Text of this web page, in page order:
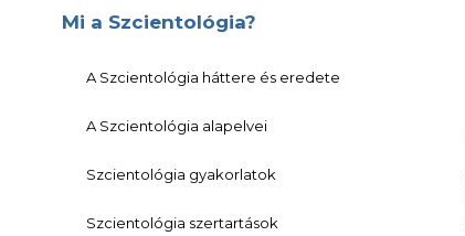
Mi a Szcientológia?
A Szcientológia háttere és eredete
A Szcientológia alapelvei
Szcientológia gyakorlatok
Szcientológia szertartások